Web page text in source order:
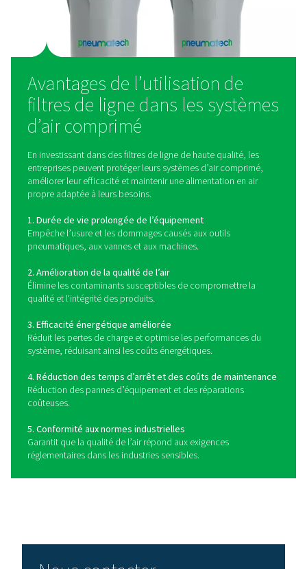
Conçus pour les grands systèmes d’air, ces filtres
offrent des débits élevés et des connexions sécurisées
applications industrielles.
Filtres à charbon actif
Utilisés pour éliminer les vapeurs d’huile, les odeurs et
hydrocarbures, ces filtres garantissent un air ultra-
pour les industries sensibles telles que
pharmaceutique.
Filtres haute pression
Conçus pour résister à des pressions extrêmes, ces
fournissent une purification de l’air fiable dans des
environnements exigeants tels que l’aérospatiale et la
haute performance.
Comment choisir le bon
réseau ?
Le choix du bon filtre réseau pour votre système d’air
dépend de plusieurs facteurs clés, notamment le
contaminants présents, les niveaux de pureté de l’air